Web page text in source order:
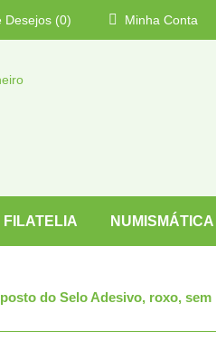
Desejos (0) Minha Conta
FILATELIA NUMISMÁTICA
do Selo Adesivo, roxo, sem